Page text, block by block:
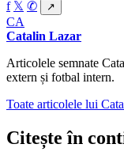
f 𝕏 ✆ ↗
CA
Catalin Lazar
Articolele semnate
extern și fotbal intern.
Toate articolele lui
Citește în